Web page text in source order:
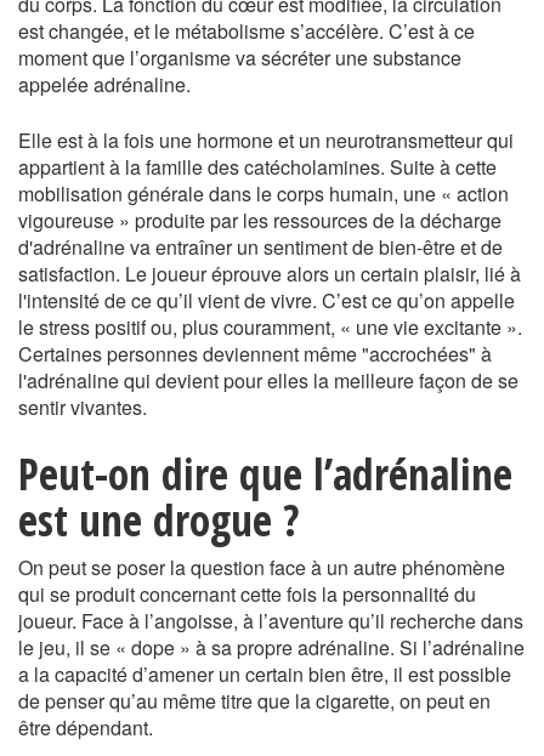
est changée, et le métabolisme s’accélère. C’est à ce
moment que l’organisme va sécréter une substance
appelée adrénaline.
Elle est à la fois une hormone et un neurotransmetteur qui
appartient à la famille des catécholamines. Suite à cette
mobilisation générale dans le corps humain, une « action
vigoureuse » produite par les ressources de la décharge
d'adrénaline va entraîner un sentiment de bien-être et de
satisfaction. Le joueur éprouve alors un certain plaisir, lié à
l'intensité de ce qu’il vient de vivre. C’est ce qu’on appelle
le stress positif ou, plus couramment, « une vie excitante ».
Certaines personnes deviennent même "accrochées" à
l'adrénaline qui devient pour elles la meilleure façon de se
sentir vivantes.
Peut-on dire que l’adrénaline
est une drogue ?
On peut se poser la question face à un autre phénomène
qui se produit concernant cette fois la personnalité du
joueur. Face à l’angoisse, à l’aventure qu’il recherche dans
le jeu, il se « dope » à sa propre adrénaline. Si l’adrénaline
a la capacité d’amener un certain bien être, il est possible
de penser qu’au même titre que la cigarette, on peut en
être dépendant.